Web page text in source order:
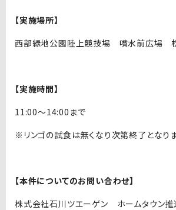
【実施場所】
西部緑地公園陸上競技場 噴水前広場
【実施時間】
11:00～14:00まで
※リンゴの試食は無くなり次第終了となりま
【本件についてのお問い合わせ】
株式会社石川ツエーゲン ホームタウン